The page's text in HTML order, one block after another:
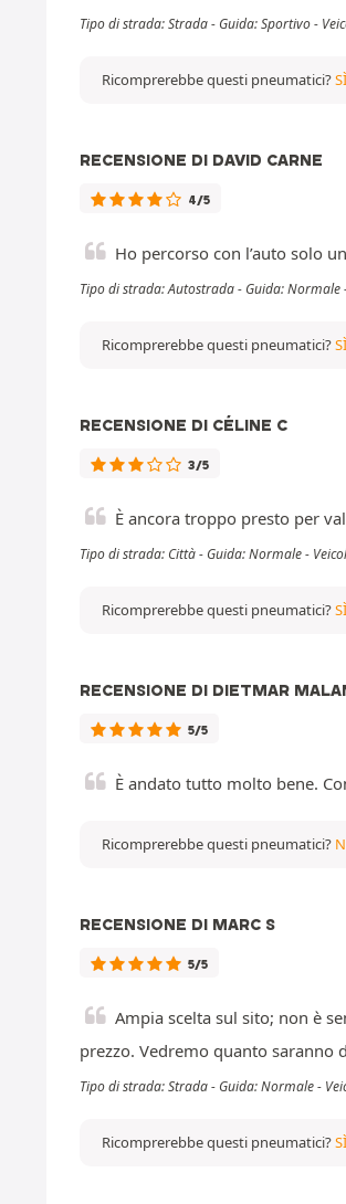
Tipo di strada: Strada - Guida: Sportivo -
Ricomprerebbe questi pneumatici?SÌ
RECENSIONE DI DAVID CARNE
4/5
Ho percorso con l’auto solo
Tipo di strada: Autostrada - Guida: Normale
Ricomprerebbe questi pneumatici?SÌ
RECENSIONE DI CÉLINE C
3/5
È ancora troppo presto per
Tipo di strada: Città - Guida: Normale -
Ricomprerebbe questi pneumatici?SÌ
RECENSIONE DI DIETMAR
5/5
È andato tutto molto bene.
Ricomprerebbe questi pneumatici?
RECENSIONE DI MARC S
5/5
Ampia scelta sul sito; non è
prezzo. Vedremo quanto saranno
Tipo di strada: Strada - Guida: Normale -
Ricomprerebbe questi pneumatici?SÌ